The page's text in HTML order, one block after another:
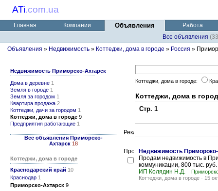
ATi.com.ua
Главная Компании Объявления
Работа
Все объявления
Объявления » Недвижимость » Коттеджи, дома в городе » Россия »
Недвижимость Приморско-Ахтарск
Дома в деревне 1
Земля в городе 1
Земля за городом 1
Квартира продажа 2
Коттеджи, дачи за городом 1
Коттеджи, дома в городе 9
Предприятия работающие 1
Все объявления Приморско-
Ахтарск 18
Коттеджи, дома в городе
Краснодарский край 10
Краснодар 1
Приморско-Ахтарск 9
Коттеджи, дома в городе:
Коттеджи, дома в
Стр. 1
Недвижимость
Продам недвижимость в
коммуникации, 800 тыс. руб.
ИП Колядин Н.Д.
Коттеджи, дома в городе - 15